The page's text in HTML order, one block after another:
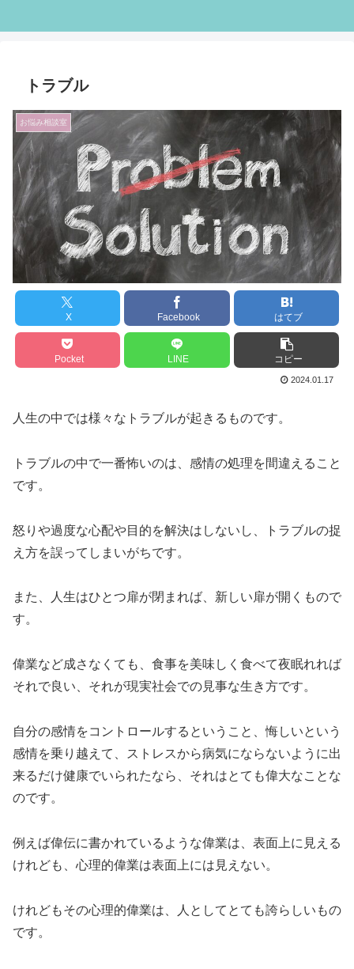
トラブル
お悩み相談室
X Facebook はてブ
Pocket LINE コピー
2024.01.17
人生の中では様々なトラブルが起きるものです。
トラブルの中で一番怖いのは、感情の処理を間違えること
です。
怒りや過度な心配や目的を解決はしないし、トラブルの捉
え方を誤ってしまいがちです。
また、人生はひとつ扉が閉まれば、新しい扉が開くもので
す。
偉業など成さなくても、食事を美味しく食べて夜眠れれば
それで良い、それが現実社会での見事な生き方です。
自分の感情をコントロールするということ、悔しいという
感情を乗り越えて、ストレスから病気にならないように出
来るだけ健康でいられたなら、それはとても偉大なことな
のです。
例えば偉伝に書かれているような偉業は、表面上に見える
けれども、心理的偉業は表面上には見えない。
けれどもその心理的偉業は、人としてとても誇らしいもの
です。